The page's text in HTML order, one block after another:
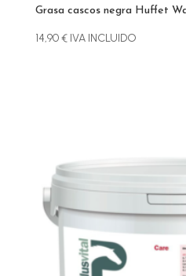
Grasa cascos negra Huffet
14,90€ IVA INCLUIDO